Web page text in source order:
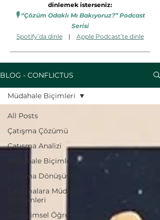
dinlemek isterseniz:
🎙️ “Çözüm Odaklı Mı Bakıyoruz?” Podcast
Serisi
Spotify’da dinle| Apple Podcast’te dinle
BLOG - CONFLICTUS
All Posts
Çatışma Çözümü
Çatışma Analizi
Müdahale Biçimleri
Çatışma Dönüşümü
Çatışmalara Müdahale
Yöntemleri
Deneyimsel Öğrenme
Müdahale Biçimleri